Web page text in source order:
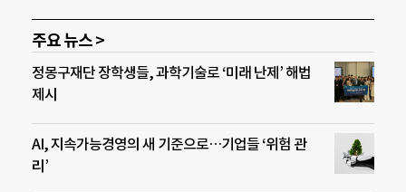
주요 뉴스 >
정몽구재단 장학생들, 과학기술로 ‘미래 난제’ 해법
제시
AI, 지속가능경영의 새 기준으로…기업들 ‘위험 관
리’